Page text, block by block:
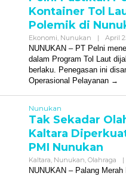
Kontainer Tol
Polemik di
Ekonomi, Nunukan | April
NUNUKAN – PT Pelni
dalam Program Tol Laut
berlaku. Penegasan ini
Operasional Pelayanan
Nunukan
Tak Sekadar
Kaltara
PMI Nunukan
Kaltara, Nunukan, Olahraga |
NUNUKAN – Palang